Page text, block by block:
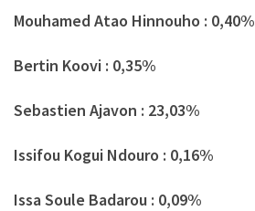
Mouhamed Atao Hinnouho : 0,40%
Bertin Koovi : 0,35%
Sebastien Ajavon : 23,03%
Issifou Kogui Ndouro : 0,16%
Issa Soule Badarou : 0,09%